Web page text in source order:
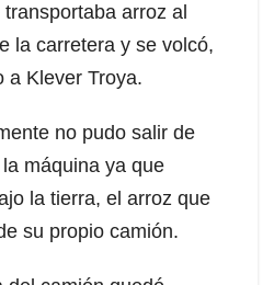
arroz al
la carretera y se volcó,
a Klever Troya.
no pudo salir de
máquina ya que
la tierra, el arroz que
su propio camión.